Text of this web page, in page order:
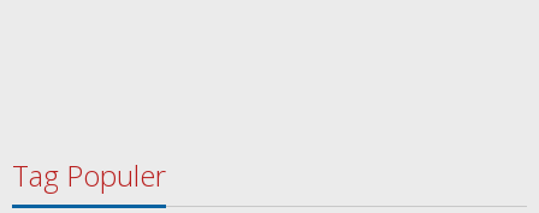
Tag Populer